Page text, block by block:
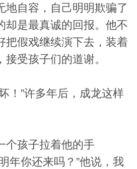
地自容，自己明明欺骗了
却是最真诚的回报。他不
把假戏继续演下去，装着
受孩子们的道谢。
！”许多年后，成龙这样
个孩子拉着他的手
年你还来吗？”他说，我